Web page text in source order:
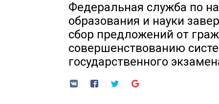
Федеральная служба по
образования и науки
сбор предложений от
совершенствованию
государственного